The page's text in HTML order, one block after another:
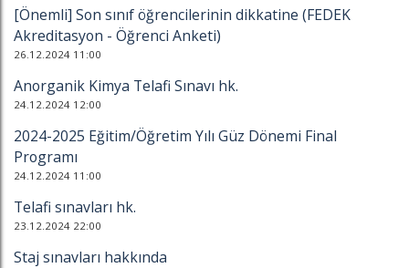
[Önemli] Son sınıf öğrencilerinin dikkatine (FEDEK
Akreditasyon - Öğrenci Anketi)
26.12.2024 11:00
Anorganik Kimya Telafi Sınavı hk.
24.12.2024 12:00
2024-2025 Eğitim/Öğretim Yılı Güz Dönemi Final
Programı
24.12.2024 11:00
Telafi sınavları hk.
23.12.2024 22:00
Staj sınavları hakkında